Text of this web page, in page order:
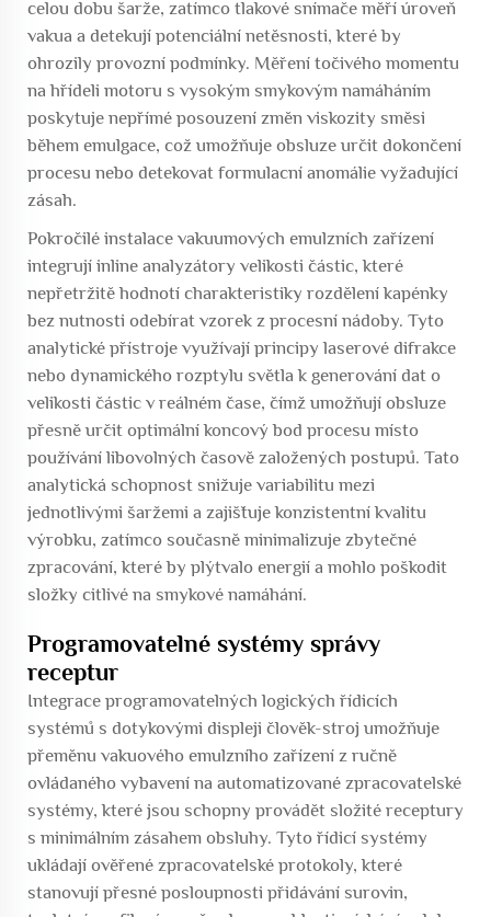
celou dobu šarže, zatímco tlakové snímače měří úroveň
vakua a detekují potenciální netěsnosti, které by
ohrozily provozní podmínky. Měření točivého momentu
na hřídeli motoru s vysokým smykovým namáháním
poskytuje nepřímé posouzení změn viskozity směsi
během emulgace, což umožňuje obsluze určit dokončení
procesu nebo detekovat formulacní anomálie vyžadující
zásah.
Pokročilé instalace vakuumových emulzních zařízení
integrují inline analyzátory velikosti částic, které
nepřetržitě hodnotí charakteristiky rozdělení kapénky
bez nutnosti odebírat vzorek z procesní nádoby. Tyto
analytické přístroje využívají principy laserové difrakce
nebo dynamického rozptylu světla k generování dat o
velikosti částic v reálném čase, čímž umožňují obsluze
přesně určit optimální koncový bod procesu místo
používání libovolných časově založených postupů. Tato
analytická schopnost snižuje variabilitu mezi
jednotlivými šaržemi a zajišťuje konzistentní kvalitu
výrobku, zatímco současně minimalizuje zbytečné
zpracování, které by plýtvalo energií a mohlo poškodit
složky citlivé na smykové namáhání.
Programovatelné systémy správy
receptur
Integrace programovatelných logických řídicích
systémů s dotykovými displeji člověk-stroj umožňuje
přeměnu vakuového emulzního zařízení z ručně
ovládaného vybavení na automatizované zpracovatelské
systémy, které jsou schopny provádět složité receptury
s minimálním zásahem obsluhy. Tyto řídicí systémy
ukládají ověřené zpracovatelské protokoly, které
stanovují přesné posloupnosti přidávání surovin,